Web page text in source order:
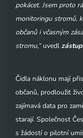
pokácet. Jsem proto
monitoringu stromů,
občanů i včasným
stromu,“ uvedl
Čidla náklonu mají
občanů, prodloužit
zajímavá data pro
starají. Společnost
s žádostí o pilotní